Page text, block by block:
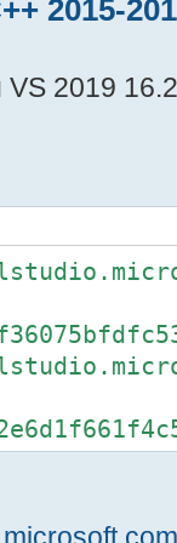
2015-
2019